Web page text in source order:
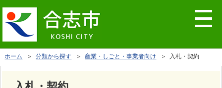
ホーム ＞分類から探す ＞ 産業・しごと・事業者向け ＞ 入札・契約